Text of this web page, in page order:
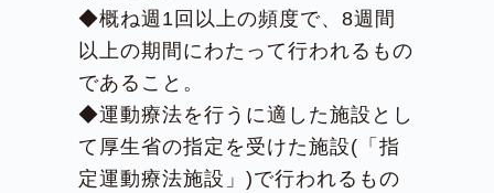
◆概ね週1回以上の頻度で、8週間
以上の期間にわたって行われるもの
であること。
◆運動療法を行うに適した施設とし
て厚生省の指定を受けた施設(「指
定運動療法施設」)で行われるもの